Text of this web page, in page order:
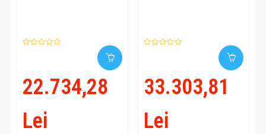
22.734,28
Lei
33.303,81
Lei